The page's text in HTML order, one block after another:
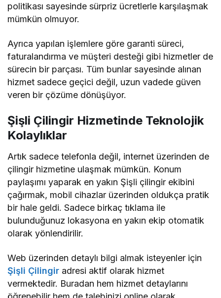
politikası sayesinde sürpriz ücretlerle karşılaşmak
mümkün olmuyor.
Ayrıca yapılan işlemlere göre garanti süreci,
faturalandırma ve müşteri desteği gibi hizmetler de
sürecin bir parçası. Tüm bunlar sayesinde alınan
hizmet sadece geçici değil, uzun vadede güven
veren bir çözüme dönüşüyor.
Şişli Çilingir Hizmetinde Teknolojik
Kolaylıklar
Artık sadece telefonla değil, internet üzerinden de
çilingir hizmetine ulaşmak mümkün. Konum
paylaşımı yaparak en yakın Şişli çilingir ekibini
çağırmak, mobil cihazlar üzerinden oldukça pratik
bir hale geldi. Sadece birkaç tıklama ile
bulunduğunuz lokasyona en yakın ekip otomatik
olarak yönlendirilir.
Web üzerinden detaylı bilgi almak isteyenler için
Şişli Çilingir adresi aktif olarak hizmet
vermektedir. Buradan hem hizmet detaylarını